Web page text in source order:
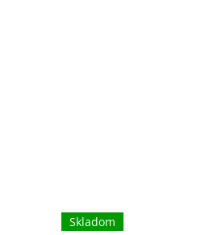
Skladom